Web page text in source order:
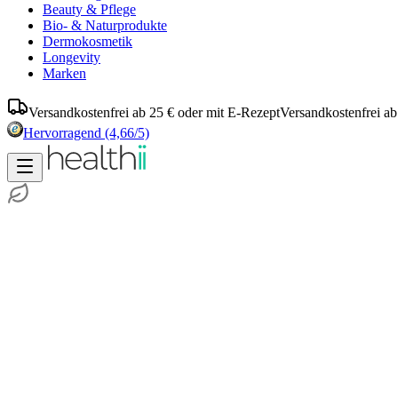
Beauty & Pflege
Bio- & Naturprodukte
Dermokosmetik
Longevity
Marken
Versandkostenfrei ab 25 € oder mit E-RezeptVersandkostenfrei
Hervorragend (4,66/5)